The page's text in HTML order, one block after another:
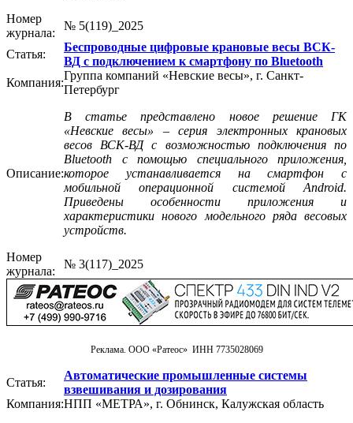
Номер
журнала:
№ 5(119)_2025
Статья:
Беспроводные цифровые крановые весы ВСК-
ВД с подключением к смартфону по Bluetooth
Компания:
Группа компаний «Невские весы», г. Санкт-
Петербург
Описание:
В статье представлено новое решение ГК
«Невские весы» – серия электронных крановых
весов ВСК-ВД с возможностью подключения по
Bluetooth с помощью специального приложения,
которое устанавливается на смартфон с
мобильной операционной системой Android.
Приведены особенности приложения и
характеристики нового модельного ряда весовых
устройств.
Номер
журнала:
№ 3(117)_2025
Реклама. ООО «Ратеос» ИНН 7735028069
Статья:
Автоматические промышленные системы
взвешивания и дозирования
Компания:НПП «МЕТРА», г. Обнинск, Калужская область